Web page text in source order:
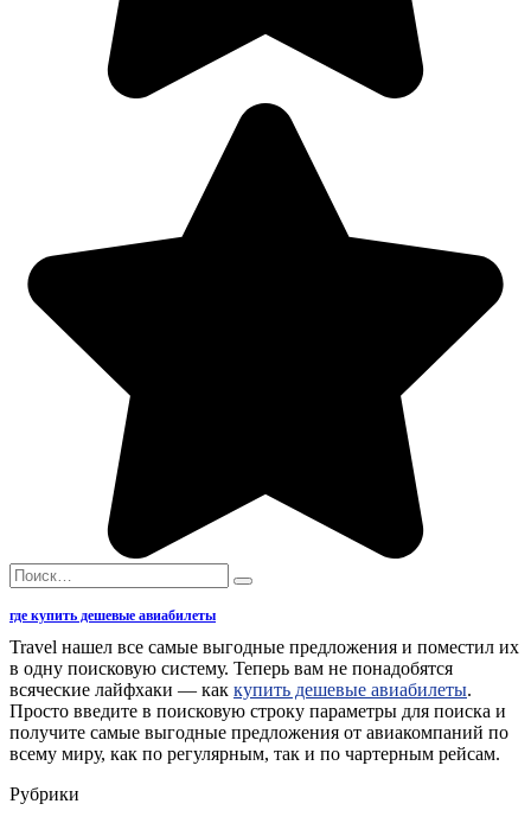
Search
for:
где купить дешевые авиабилеты
Travel нашел все самые выгодные предложения и поместил их
в одну поисковую систему. Теперь вам не понадобятся
всяческие лайфхаки — как купить дешевые авиабилеты.
Просто введите в поисковую строку параметры для поиска и
получите самые выгодные предложения от авиакомпаний по
всему миру, как по регулярным, так и по чартерным рейсам.
Рубрики